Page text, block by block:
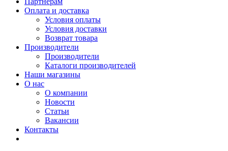
Оплата и доставка
Условия оплаты
Условия доставки
Возврат товара
Производители
Производители
Каталоги производителей
Наши магазины
О нас
О компании
Новости
Статьи
Вакансии
Контакты